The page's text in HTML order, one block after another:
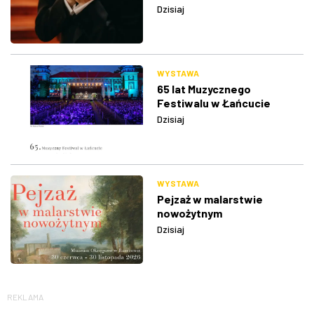
Dzisiaj
WYSTAWA
65 lat Muzycznego
Festiwalu w Łańcucie
Dzisiaj
WYSTAWA
Pejzaż w malarstwie
nowożytnym
Dzisiaj
REKLAMA